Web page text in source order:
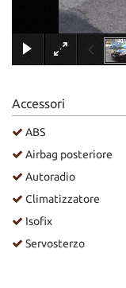
Accessori
ABS
Airbag posteriore
Autoradio
Climatizzatore
Isofix
Servosterzo